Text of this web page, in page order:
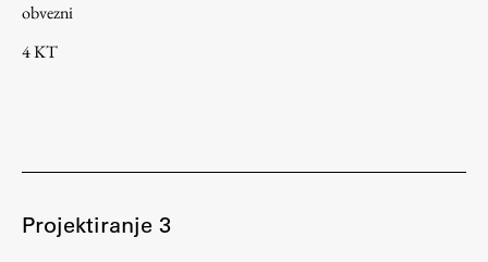
obvezni
4 KT
Projektiranje 3